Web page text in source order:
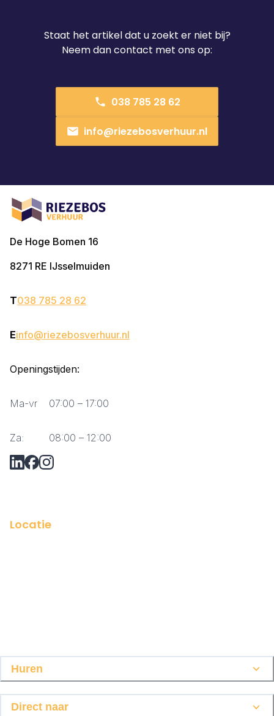
Staat het artikel dat u zoekt er niet bij?
Neem dan contact met ons op:
038 785 28 62
info@riezebosverhuur.nl
De Hoge Bomen 16
8271 RE IJsselmuiden
T038 785 28 62
Einfo@riezebosverhuur.nl
Openingstijden:
Ma-vr 07:00 – 17:00
Za: 08:00 – 12:00
Locatie
Huren
Direct naar